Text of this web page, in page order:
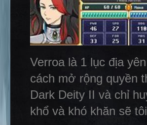
Verroa là 1 lục địa
cách mở rộng quyền
Dark Deity II và chỉ
khổ và khó khăn sẽ